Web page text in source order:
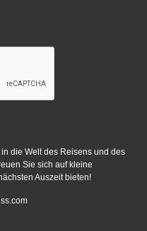
die Welt des Reisens und des
Sie sich auf kleine
Auszeit bieten!